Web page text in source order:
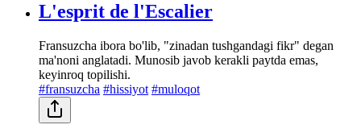
L'esprit de l'Escalier
Fransuzcha ibora bo'lib, "zinadan tushgandagi fikr" degan
ma'noni anglatadi. Munosib javob kerakli paytda emas,
keyinroq topilishi.
#fransuzcha #hissiyot #muloqot